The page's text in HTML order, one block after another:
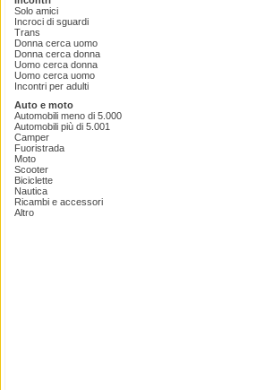
Solo amici
Incroci di sguardi
Trans
Donna cerca uomo
Donna cerca donna
Uomo cerca donna
Uomo cerca uomo
Incontri per adulti
Auto e moto
Automobili meno di 5.000
Automobili più di 5.001
Camper
Fuoristrada
Moto
Scooter
Biciclette
Nautica
Ricambi e accessori
Altro